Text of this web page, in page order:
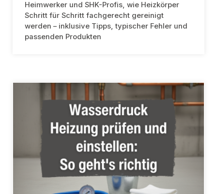
Heimwerker und SHK-Profis, wie Heizkörper
Schritt für Schritt fachgerecht gereinigt
werden – inklusive Tipps, typischer Fehler und
passenden Produkten